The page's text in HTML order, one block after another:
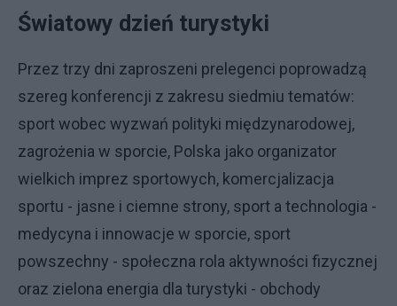
Światowy dzień turystyki
Przez trzy dni zaproszeni prelegenci poprowadzą
szereg konferencji z zakresu siedmiu tematów:
sport wobec wyzwań polityki międzynarodowej,
zagrożenia w sporcie, Polska jako organizator
wielkich imprez sportowych, komercjalizacja
sportu - jasne i ciemne strony, sport a technologia -
medycyna i innowacje w sporcie, sport
powszechny - społeczna rola aktywności fizycznej
oraz zielona energia dla turystyki - obchody